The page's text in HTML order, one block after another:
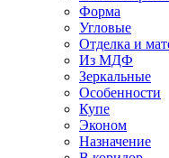
Форма
Угловые
Отделка и
Из МДФ
Зеркальные
Особенности
Купе
Эконом
Назначение